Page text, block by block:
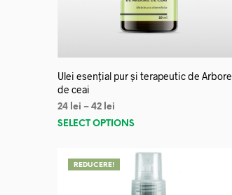
Ulei esențial pur și terapeutic de Arbore
de ceai
24 lei – 42 lei
SELECT OPTIONS
REDUCERE!